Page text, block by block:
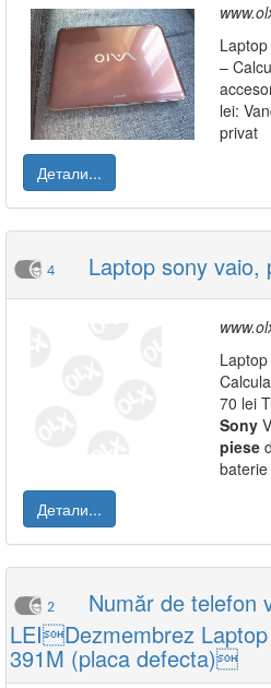
Laptop
–
lei:
privat
Детали...
4 Laptop sony vaio,
70 lei
Sony
piese
baterie
Детали...
2
Număr de
LEIDezmembrez
391M (placa defecta)